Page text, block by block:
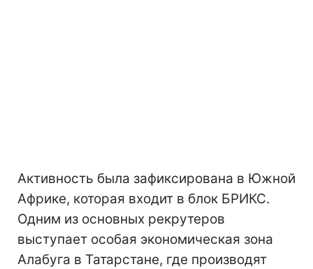
Активность была зафиксирована в Южной
Африке, которая входит в блок БРИКС.
Одним из основных рекрутеров
выступает особая экономическая зона
Алабуга в Татарстане, где производят